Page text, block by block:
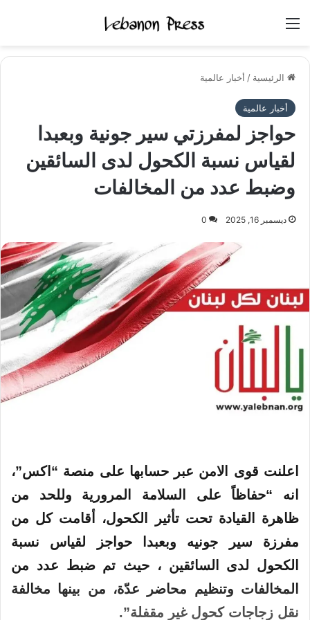
الرئيسية / أخبار عالمية
أخبار عالمية
حواجز لمفرزتي سير ‎جونية وبعبدا
لقياس نسبة الكحول لدى السائقين
وضبط عدد من المخالفات
ديسمبر 16, 2025 0
اعلنت قوى الامن عبر حسابها على منصة “اكس”،
انه “حفاظاً على السلامة المرورية وللحد من
ظاهرة القيادة تحت تأثير الكحول، أقامت كل من
مفرزة سير ‎جونيه
وبعبدا حواجز لقياس
نسبة
الكحول لدى السائقين ، حيث تم ضبط عدد من
المخالفات وتنظيم محاضر عدّة، من بينها مخالفة
نقل زجاجات كحول غير مقفلة”.